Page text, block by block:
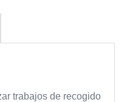
trabajos de recogido